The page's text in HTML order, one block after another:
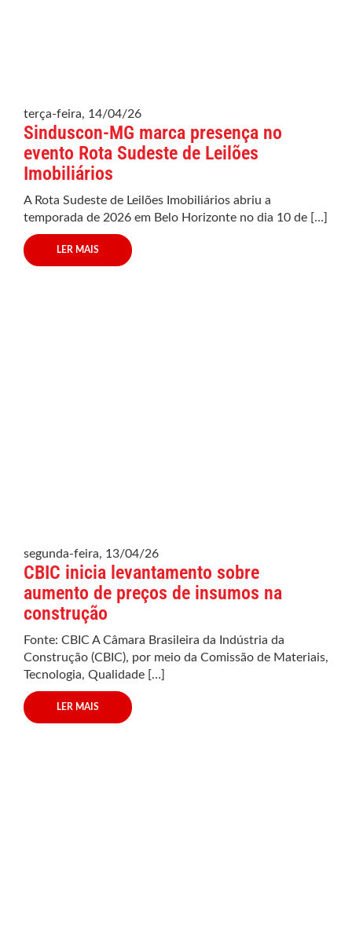
terça-feira, 14/04/26
Sinduscon-MG marca presença no
evento Rota Sudeste de Leilões
Imobiliários
A Rota Sudeste de Leilões Imobiliários abriu a
temporada de 2026 em Belo Horizonte no dia 10 de […]
LER MAIS
segunda-feira, 13/04/26
CBIC inicia levantamento sobre
aumento de preços de insumos na
construção
Fonte: CBIC A Câmara Brasileira da Indústria da
Construção (CBIC), por meio da Comissão de Materiais,
Tecnologia, Qualidade […]
LER MAIS